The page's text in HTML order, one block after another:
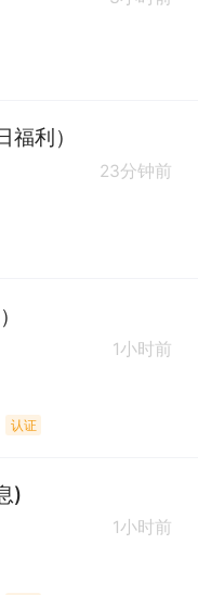
利）
23分钟前
1小时前
认证
)
1小时前